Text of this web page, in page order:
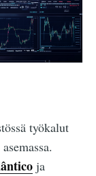
työkalut
ja